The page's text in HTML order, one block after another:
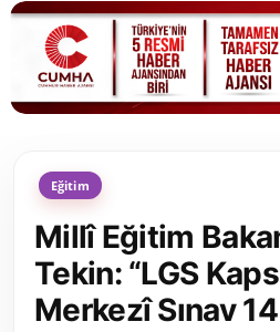
Cumhurbaşkanlığı
Bakanlıklar
Siyasi Partiler
Yerel Yönetimler
Mülki İdare
Eğitim
Millî Eğitim
Tekin: “LGS
Merkezî Sınav